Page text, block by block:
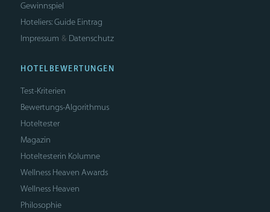
Gewinnspiel
Hoteliers: Guide Eintrag
Impressum & Datenschutz
HOTELBEWERTUNGEN
Test-Kriterien
Bewertungs-Algorithmus
Hoteltester
Magazin
Hoteltesterin Kolumne
Wellness Heaven Awards
Wellness Heaven
Philosophie